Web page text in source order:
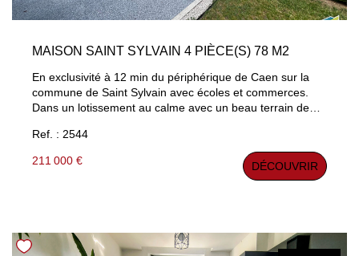
MAISON SAINT SYLVAIN 4 PIÈCE(S) 78 M2
En exclusivité à 12 min du périphérique de Caen sur la
commune de Saint Sylvain avec écoles et commerces.
Dans un lotissement au calme avec un beau terrain de
salon de plus de 25 m², cuisine aménagée équipée, salle
d'eau avec douche italienne, 2 chambres avec placards,
WC. Possibilité 3 ème chambre, . Sous-sol complet avec
porte motorisée, Grenier . Portails et volets roulants
Géorisques : www.georisques.gouv.fr
Ref. : 2544
211 000 € DÉCOUVRIR